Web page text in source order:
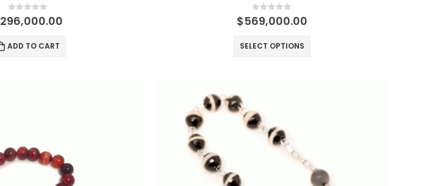
0 out of 5
296,000.00
ADD TO CART
0out of 5
$569,000.00
SELECT OPTIONS